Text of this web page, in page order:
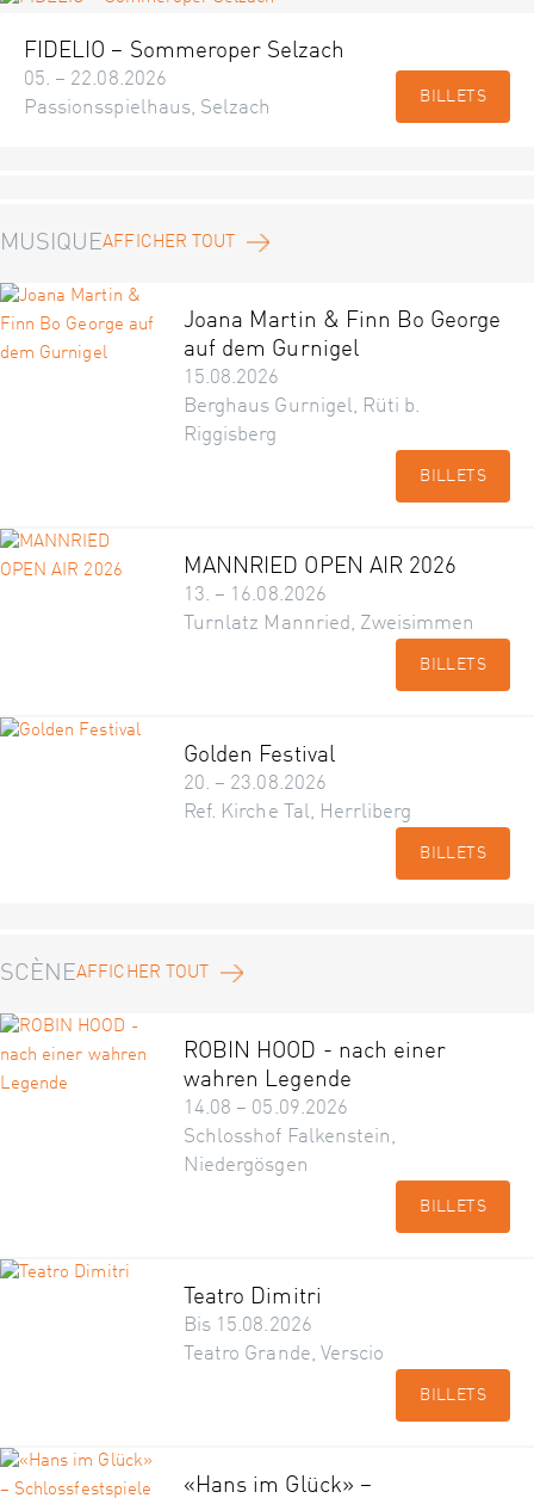
FIDELIO – Sommeroper Selzach
05. – 22.08.2026
Passionsspielhaus, Selzach
BILLETS
MUSIQUEAFFICHER TOUT
Joana Martin & Finn Bo George
auf dem Gurnigel
15.08.2026
Berghaus Gurnigel, Rüti b.
Riggisberg
BILLETS
MANNRIED OPEN AIR 2026
13. – 16.08.2026
Turnlatz Mannried, Zweisimmen
BILLETS
Golden Festival
20. – 23.08.2026
Ref. Kirche Tal, Herrliberg
BILLETS
SCÈNEAFFICHER TOUT
ROBIN HOOD - nach einer
wahren Legende
14.08 – 05.09.2026
Schlosshof Falkenstein,
Niedergösgen
BILLETS
Teatro Dimitri
Bis 15.08.2026
Teatro Grande, Verscio
BILLETS
«Hans im Glück» –